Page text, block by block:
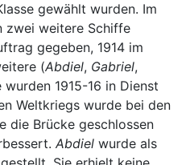
gewählt wurden. Im
zwei weitere Schiffe
gegeben, 1914 im
(Abdiel, Gabriel,
1915-16 in Dienst
Weltkriegs wurde bei den
die Brücke geschlossen
Abdiel wurde als